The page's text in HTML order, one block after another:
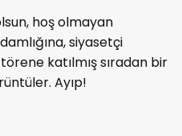
hoş olmayan
siyasetçi
katılmış sıradan bir
Ayıp!